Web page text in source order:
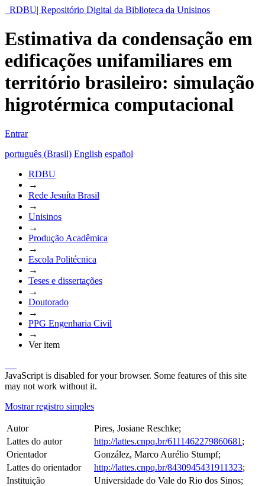
RDBU| Repositório Digital da Biblioteca da Unisinos
Estimativa da condensação em
edificações unifamiliares em
território brasileiro: simulação
higrotérmica computacional
Entrar
português (Brasil) English español
RDBU
→
Rede Jesuíta Brasil
→
Unisinos
→
Produção Acadêmica
→
Escola Politécnica
→
Teses e dissertações
→
Doutorado
→
PPG Engenharia Civil
→
Ver item
JavaScript is disabled for your browser. Some features of this site
may not work without it.
Mostrar registro simples
Autor
Pires, Josiane Reschke;
Lattes do autor
http://lattes.cnpq.br/6111462279860681 ;
Orientador
González, Marco Aurélio Stumpf;
Lattes do orientador
http://lattes.cnpq.br/8430945431911323;
Instituição
Universidade do Vale do Rio dos Sinos;